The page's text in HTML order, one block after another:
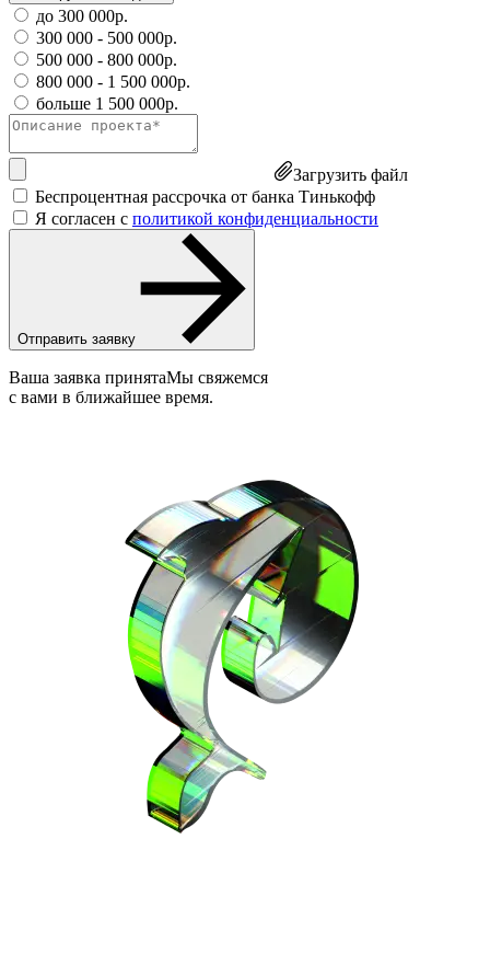
до 300 000р.
300 000 - 500 000р.
500 000 - 800 000р.
800 000 - 1 500 000р.
больше 1 500 000р.
Загрузить файл
Беспроцентная рассрочка от банка Тинькофф
Я согласен с политикой конфиденциальности
Отправить заявку
Ваша заявка принятаМы свяжемся
с вами в ближайшее время.